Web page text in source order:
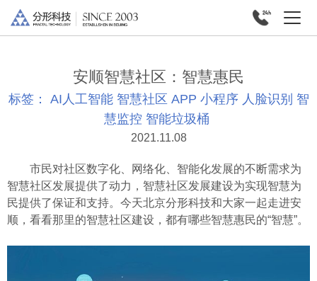
安顺智慧社区：智慧惠民
标签： AI人工智能 智慧社区 APP 小程序 人脸识别 智
慧监控 智能垃圾桶
2021.11.08
市民对社区数字化、网络化、智能化发展的不断需求为
智慧社区发展提供了动力，智慧社区发展建设为实现智慧为
民提供了保证和支持。今天北京分形科技和大家一起走进安
顺，看看那里的智慧社区建设，都有哪些智慧惠民的“智慧”。